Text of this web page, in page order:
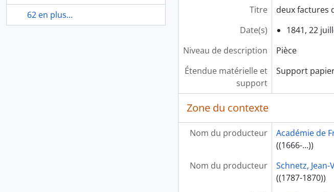
62 en plus...
Titre
deux factures
Date(s)
1841, 22
Niveau de description
Pièce
Étendue matérielle et
support
Support
Zone du contexte
Nom du producteur
Académie de
((1666-...))
Nom du producteur
Schnetz, Jean-
((1787-1870))